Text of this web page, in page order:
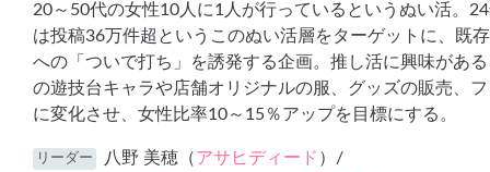
20～50代の女性10人に1人が行っているというぬい活。
は投稿36万件超というこのぬい活層をターゲットに、既
への「ついで打ち」を誘発する企画。推し活に興味があ
の遊技台キャラや店舗オリジナルの服、グッズの販売、
に変化させ、女性比率10～15％アップを目標にする。
リーダー 八野 美穂（アサヒディード ）/